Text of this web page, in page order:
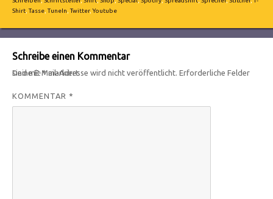
Shirt,Tasse,TuneIn,Twitter,Youtube
Schreibe einen Kommentar
Deine E-Mail-Adresse wird nicht veröffentlicht.
Erforderliche Felder sind mit*markiert
KOMMENTAR *